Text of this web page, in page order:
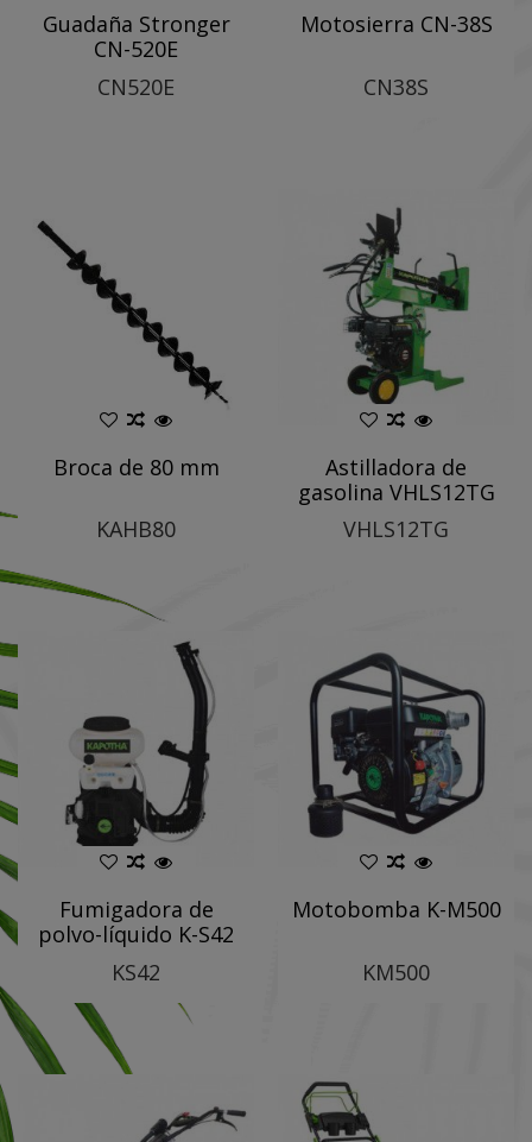
Guadaña Stronger
CN-520E
CN520E
Motosierra CN-38S
CN38S
Broca de 80 mm
KAHB80
Astilladora de
gasolina VHLS12TG
VHLS12TG
Fumigadora de
polvo-líquido K-S42
KS42
Motobomba K-M500
KM500